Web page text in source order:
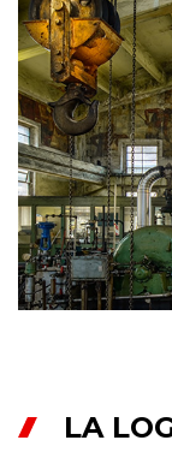
LA